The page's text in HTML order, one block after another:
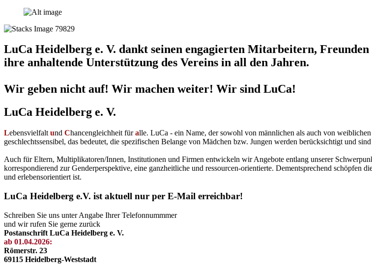
LuCa Heidelberg e. V. dankt seinen engagierten Mitarbeitern,
ihre anhaltende Unterstützung des Vereins in all den Jahren.
Wir geben nicht auf! Wir machen weiter! Wir sind LuCa!
LuCa Heidelberg e. V.
Lebensvielfalt und Chancengleichheit füralle. LuCa - ein Name, der sowohl von männlichen als auch von
geschlechtssensibel, das bedeutet, die spezifischen Belange von Mädchen bzw. Jungen werden berücksichtigt und
Auch für Eltern, Multiplikatoren/Innen, Institutionen und Firmen entwickeln wir Angebote entlang unserer
korrespondierend zur Genderperspektive, eine ganzheitliche und ressourcen-orientierte. Dementsprechend
und erlebensorientiert ist.
LuCa Heidelberg e.V. ist aktuell nur per E-Mail erreichbar!
Schreiben Sie uns unter Angabe Ihrer Telefonnummmer
und wir rufen Sie gerne zurück
Postanschrift LuCa Heidelberg e. V.
ab 01.04.2026:
Römerstr. 23
69115 Heidelberg-Weststadt